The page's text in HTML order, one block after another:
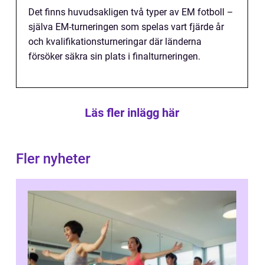
Det finns huvudsakligen två typer av EM fotboll –
själva EM-turneringen som spelas vart fjärde år
och kvalifikationsturneringar där länderna
försöker säkra sin plats i finalturneringen.
Läs fler inlägg här
Fler nyheter